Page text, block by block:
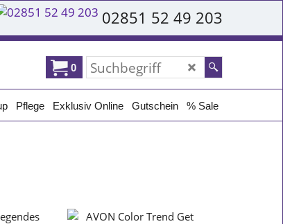
02851 52 49 203
0
Pflege Exklusiv Online Gutschein % Sale